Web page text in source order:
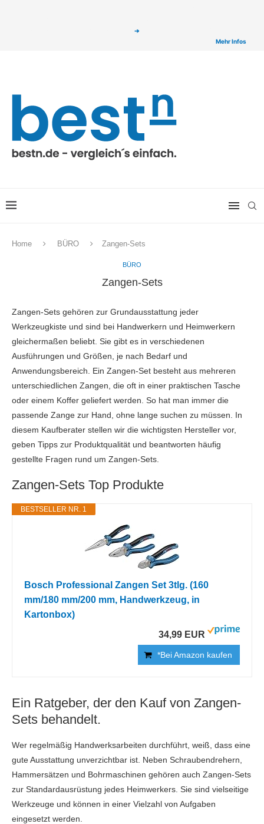
➔
Mehr Infos
Home BÜRO Zangen-Sets
BÜRO
Zangen-Sets
Zangen-Sets gehören zur Grundausstattung jeder
Werkzeugkiste und sind bei Handwerkern und Heimwerkern
gleichermaßen beliebt. Sie gibt es in verschiedenen
Ausführungen und Größen, je nach Bedarf und
Anwendungsbereich. Ein Zangen-Set besteht aus mehreren
unterschiedlichen Zangen, die oft in einer praktischen Tasche
oder einem Koffer geliefert werden. So hat man immer die
passende Zange zur Hand, ohne lange suchen zu müssen. In
diesem Kaufberater stellen wir die wichtigsten Hersteller vor,
geben Tipps zur Produktqualität und beantworten häufig
gestellte Fragen rund um Zangen-Sets.
Zangen-Sets Top Produkte
BESTSELLER NR. 1
Bosch Professional Zangen Set 3tlg. (160
mm/180 mm/200 mm, Handwerkzeug, in
Kartonbox)
34,99 EUR
*Bei Amazon kaufen
Ein Ratgeber, der den Kauf von Zangen-
Sets behandelt.
Wer regelmäßig Handwerksarbeiten durchführt, weiß, dass eine
gute Ausstattung unverzichtbar ist. Neben Schraubendrehern,
Hammersätzen und Bohrmaschinen gehören auch Zangen-Sets
zur Standardausrüstung jedes Heimwerkers. Sie sind vielseitige
Werkzeuge und können in einer Vielzahl von Aufgaben
eingesetzt werden.